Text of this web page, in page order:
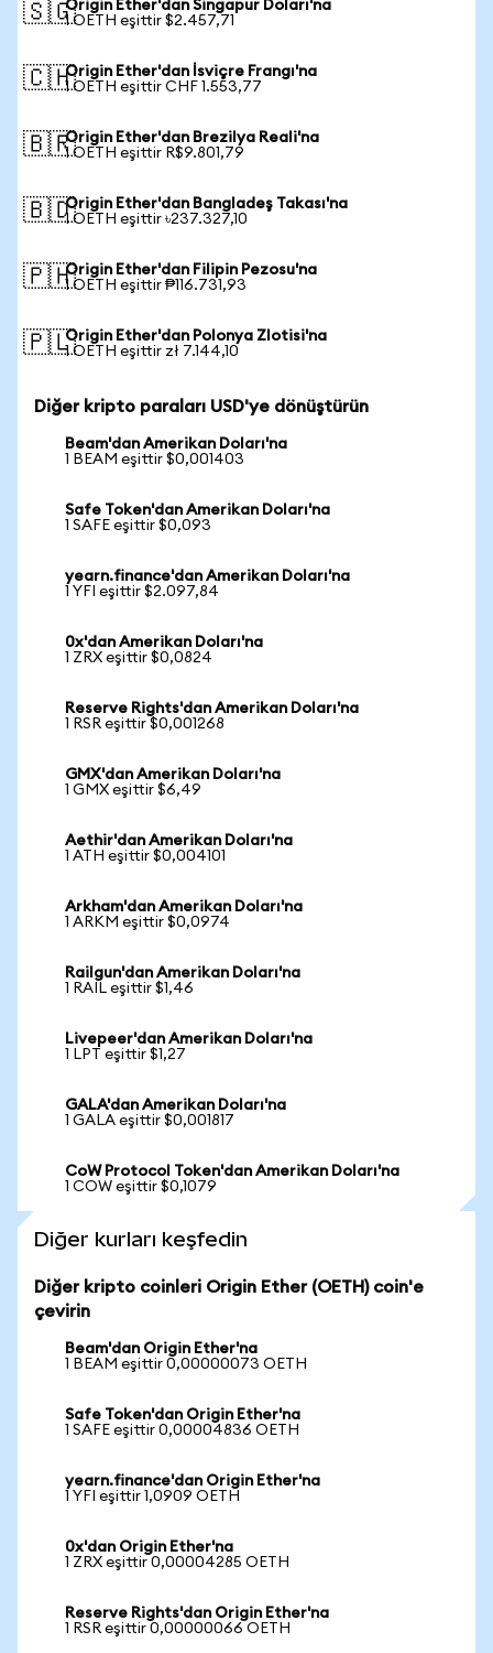
🇸🇬Origin Ether'dan Singapur Doları'na
1 OETH eşittir $2.457,71
🇨🇭Origin Ether'dan İsviçre Frangı'na
1 OETH eşittir CHF 1.553,77
🇧🇷Origin Ether'dan Brezilya Reali'na
1 OETH eşittir R$9.801,79
🇧🇩Origin Ether'dan Bangladeş Takası'na
1 OETH eşittir ৳237.327,10
🇵🇭Origin Ether'dan Filipin Pezosu'na
1 OETH eşittir ₱116.731,93
🇵🇱Origin Ether'dan Polonya Zlotisi'na
1 OETH eşittir zł 7.144,10
Diğer kripto paraları USD'ye dönüştürün
Beam'dan Amerikan Doları'na
1 BEAM eşittir $0,001403
Safe Token'dan Amerikan Doları'na
1 SAFE eşittir $0,093
yearn.finance'dan Amerikan Doları'na
1 YFI eşittir $2.097,84
0x'dan Amerikan Doları'na
1 ZRX eşittir $0,0824
Reserve Rights'dan Amerikan Doları'na
1 RSR eşittir $0,001268
GMX'dan Amerikan Doları'na
1 GMX eşittir $6,49
Aethir'dan Amerikan Doları'na
1 ATH eşittir $0,004101
Arkham'dan Amerikan Doları'na
1 ARKM eşittir $0,0974
Railgun'dan Amerikan Doları'na
1 RAIL eşittir $1,46
Livepeer'dan Amerikan Doları'na
1 LPT eşittir $1,27
GALA'dan Amerikan Doları'na
1 GALA eşittir $0,001817
CoW Protocol Token'dan Amerikan Doları'na
1 COW eşittir $0,1079
Diğer kurları keşfedin
Diğer kripto coinleri Origin Ether (OETH) coin'e
çevirin
Beam'dan Origin Ether'na
1 BEAM eşittir 0,00000073 OETH
Safe Token'dan Origin Ether'na
1 SAFE eşittir 0,00004836 OETH
yearn.finance'dan Origin Ether'na
1 YFI eşittir 1,0909 OETH
0x'dan Origin Ether'na
1 ZRX eşittir 0,00004285 OETH
Reserve Rights'dan Origin Ether'na
1 RSR eşittir 0,00000066 OETH